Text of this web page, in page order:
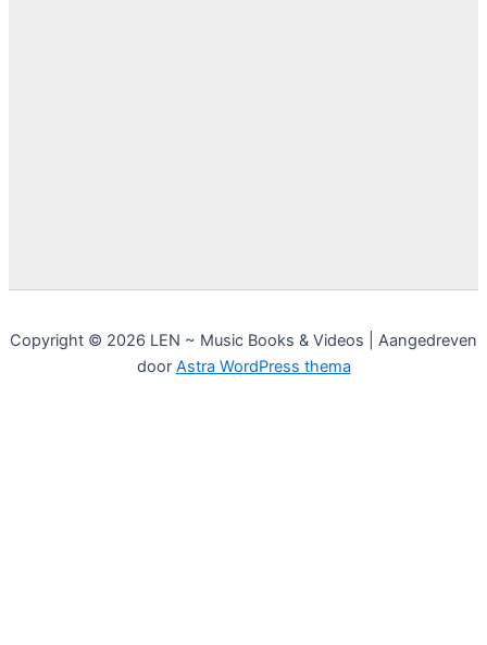
Copyright © 2026 LEN ~ Music Books & Videos | Aangedreven
door Astra WordPress thema